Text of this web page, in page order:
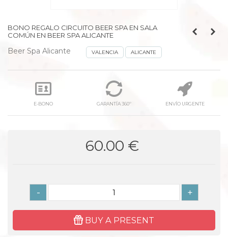
BONO REGALO CIRCUITO BEER SPA EN SALA
COMÚN EN BEER SPA ALICANTE
Beer Spa Alicante VALENCIA ALICANTE
E-BONO GARANTÍA 360º ENVÍO URGENTE
60.00 €
- +
BUY A PRESENT